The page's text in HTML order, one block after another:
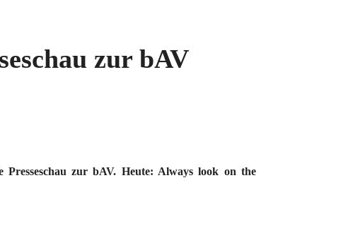
zur bAV
zur bAV. Heute: Always look on the